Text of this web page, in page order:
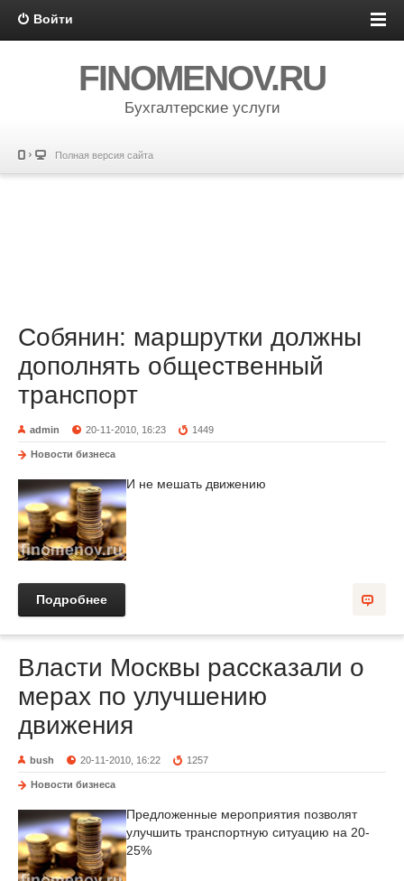
Войти
FINOMENOV.RU
Бухгалтерские услуги
Полная версия сайта
Собянин: маршрутки должны
дополнять общественный
транспорт
admin 20-11-2010, 16:23 1449
Новости бизнеса
И не мешать движению
Подробнее
Власти Москвы рассказали о
мерах по улучшению
движения
bush 20-11-2010, 16:22 1257
Новости бизнеса
Предложенные мероприятия позволят
улучшить транспортную ситуацию на 20-
25%